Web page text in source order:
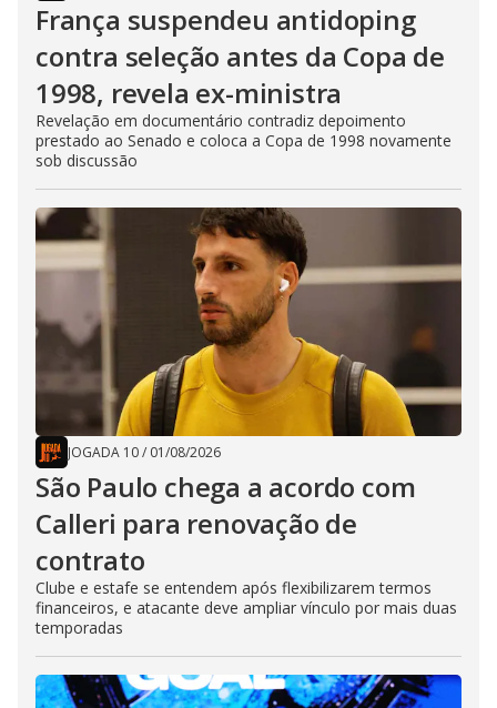
França suspendeu antidoping
contra seleção antes da Copa de
1998, revela ex-ministra
Revelação em documentário contradiz depoimento
prestado ao Senado e coloca a Copa de 1998 novamente
sob discussão
JOGADA 10/ 01/08/2026
São Paulo chega a acordo com
Calleri para renovação de
contrato
Clube e estafe se entendem após flexibilizarem termos
financeiros, e atacante deve ampliar vínculo por mais duas
temporadas